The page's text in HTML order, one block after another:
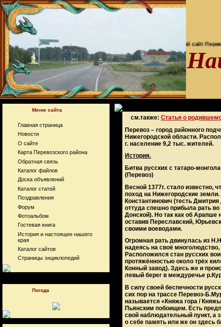
Неофициальный сайт Перевоза
Меню сайта
Главная страница
Новости
О сайте
Карта Перевозского района
Обратная связь
Каталог файлов
Доска объявлений
Каталог статей
Поздравления
Форум
Фотоальбом
Гостевая книга
История и настоящее нашего
края
Каталог сайтов
Страницы энциклопедий
Погода
см.также: Статья о
Перевоз – город районного
Нижегородской области.
г. население 9,2 тыс. жителей.
История.
Битва русских с татаро-
(Перевоз)
Весной 1377г. стало известно,
поход на Нижегородские
Константинович (тесть
оттуда спешно прибыла рать
Донской). Но так как об
оставив Переславский,
своими воеводами.
Огромная рать двинулась из
надеясь на своё
Расположился стан русских
протяжённостью около трёх
Конный завод). Здесь же и
левый берег в междуречье
В силу своей беспечности
сих пор на трассе Перевоз-
называется «Княжа гора /
Пьянским побоищем. Есть
свой наблюдательный пункт, а
о себе память или же он здесь